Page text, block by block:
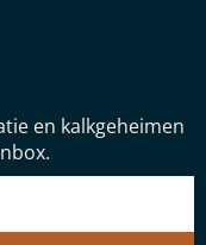
en kalkgeheimen